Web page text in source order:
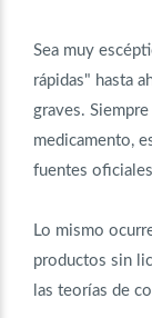
Sea muy
rápidas" hasta
graves.
medicamento,
fuentes
Lo mismo
productos sin
las teorías de